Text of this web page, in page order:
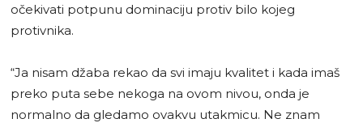
očekivati potpunu dominaciju protiv bilo kojeg
protivnika.
“Ja nisam džaba rekao da svi imaju kvalitet i kada imaš
preko puta sebe nekoga na ovom nivou, onda je
normalno da gledamo ovakvu utakmicu. Ne znam